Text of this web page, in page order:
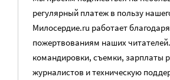
регулярный платеж в пользу
Милосердие.ru работает
пожертвованиям наших
командировки, съемки, зарплаты
журналистов и техническую